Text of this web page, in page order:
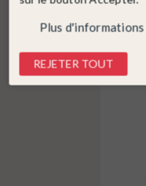
Plus d'informations
REJETER TOUT